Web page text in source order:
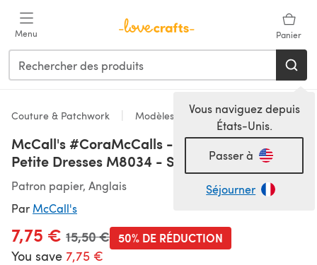
Menu Panier
Vous naviguez depuis
États-Unis.
Passer à
Séjourner
Couture & Patchwork Modèles
McCall's #CoraMcCalls - Misses'/Misses'
Petite Dresses M8034 - Sewing Pattern
Patron papier, Anglais
Par McCall's
7,75 € Ancien prix
15,50 €
You save 7,75 €
50% DE RÉDUCTION